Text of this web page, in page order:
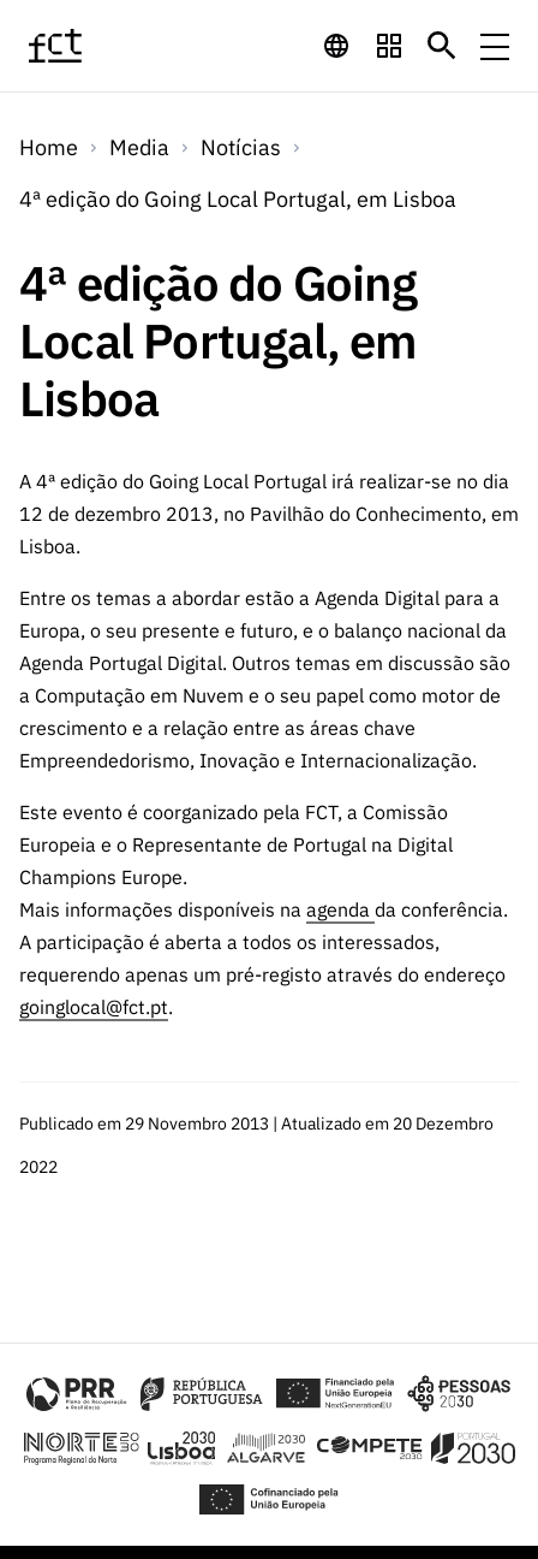
Financiamento
Programas de
Internacional
Prémios
LINKS
Bolsas
ão
I&D
Instituiçõ
Infraestru
Outros
Apoios
Concursos
Concursos
Concursos Abertos
Concursos Previstos
Concursos Fechados
Concursos FCT 2026
LINKS
Projetos
I&D
Infraestru
turas
Prémios
Serviços
ServiçosServiços digitais:
Tecnologia para o
Conhecimento
e Informação
Acesso a dados
estatísticos para fins
científicos – Protocolo
INE/DGEEC/FCT
Balcão da Ciência
Media
Notas de Imprensa
Agenda
Publicações
LINKS
RÁPIDOS
de Marca
Subscrever
Newsletter
Subscrever
Direct Mail
de
FCT
90 Segundos
Subscrever
Direct Mail
de
Sobre
Sobre
Transparência
Estudos e Planeamento
Estratégico
Documentos de Gestão
Apoios Comunitários
Contactos
RÁPIDOS
A FCT em
Números
Acreditaç
ão,
Certificaç
Benefícios
Fiscais
ento,
Aquisição
de
Manifesta
Denúncia
s
Apoios
Home Media
Notícias
4ª edição do Going Local Portugal, em Lisboa
4ª edição do Going
Local Portugal, em
Lisboa
A 4ª edição do Going Local Portugal irá realizar-se no dia
12 de dezembro 2013, no Pavilhão do Conhecimento, em
Lisboa.
Entre os temas a abordar estão a Agenda Digital para a
Europa, o seu presente e futuro, e o balanço nacional da
Agenda Portugal Digital. Outros temas em discussão são
a Computação em Nuvem e o seu papel como motor de
crescimento e a relação entre as áreas chave
Empreendedorismo, Inovação e Internacionalização.
Este evento é coorganizado pela FCT, a Comissão
Europeia e o Representante de Portugal na Digital
Champions Europe.
Mais informações disponíveis na agenda da conferência.
A participação é aberta a todos os interessados,
requerendo apenas um pré-registo através do endereço
goinglocal@fct.pt.
Publicado em 29 Novembro 2013 | Atualizado em 20 Dezembro
2022